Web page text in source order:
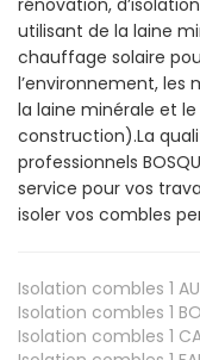
utilisant de la laine
chauffage solaire
l’environnement, les
la laine minérale et
construction).La
professionnels
service pour vos
isoler vos combles
Isolation combles 1
Isolation combles 1
Isolation combles 1